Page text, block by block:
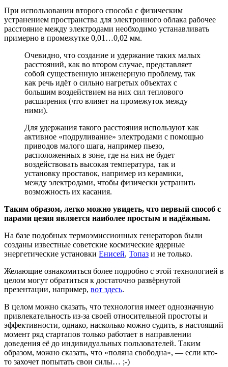
При использовании второго способа с физическим
устранением пространства для электронного облака рабочее
расстояние между электродами необходимо устанавливать
примерно в промежутке 0,01…0,02 мм.
Очевидно, что создание и удержание таких малых
расстояний, как во втором случае, представляет
собой существенную инженерную проблему, так
как речь идёт о сильно нагретых объектах с
большим воздействием на них сил теплового
расширения (что влияет на промежуток между
ними).
Для удержания такого расстояния используют как
активное «подруливание» электродами с помощью
приводов малого шага, например пьезо,
расположенных в зоне, где на них не будет
воздействовать высокая температура, так и
установку проставок, например из керамики,
между электродами, чтобы физически устранить
возможность их касания.
Таким образом, легко можно увидеть, что первый способ с
парами цезия является наиболее простым и надёжным.
На базе подобных термоэмиссионных генераторов были
созданы известные советские космические ядерные
энергетические установки Енисей, Топаз и не только.
Желающие ознакомиться более подробно с этой технологией в
целом могут обратиться к достаточно развёрнутой
презентации, например, вот здесь.
В целом можно сказать, что технология имеет однозначную
привлекательность из-за своей относительной простоты и
эффективности, однако, насколько можно судить, в настоящий
момент ряд стартапов только работает в направлении
доведения её до индивидуальных пользователей. Таким
образом, можно сказать, что «поляна свободна», — если кто-
то захочет попытать свои силы… ;-)